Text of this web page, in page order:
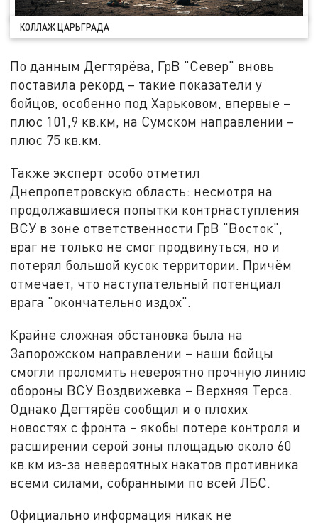
КОЛЛАЖ ЦАРЬГРАДА
По данным Дегтярёва, ГрВ "Север" вновь
поставила рекорд – такие показатели у
бойцов, особенно под Харьковом, впервые –
плюс 101,9 кв.км, на Сумском направлении –
плюс 75 кв.км.
Также эксперт особо отметил
Днепропетровскую область: несмотря на
продолжавшиеся попытки контрнаступления
ВСУ в зоне ответственности ГрВ "Восток",
враг не только не смог продвинуться, но и
потерял большой кусок территории. Причём
отмечает, что наступательный потенциал
врага "окончательно издох".
Крайне сложная обстановка была на
Запорожском направлении – наши бойцы
смогли проломить невероятно прочную линию
обороны ВСУ Воздвижевка – Верхняя Терса.
Однако Дегтярёв сообщил и о плохих
новостях с фронта – якобы потере контроля и
расширении серой зоны площадью около 60
кв.км из-за невероятных накатов противника
всеми силами, собранными по всей ЛБС.
Официально информация никак не